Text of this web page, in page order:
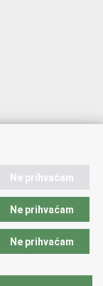
Ne prihvaćam
Ne prihvaćam
Ne prihvaćam